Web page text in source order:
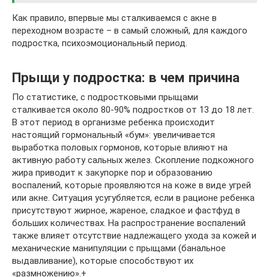
Как правило, впервые мы сталкиваемся с акне в
переходном возрасте – в самый сложный, для каждого
подростка, психоэмоциональный период.
Прыщи у подростка: в чем причина
По статистике, с подростковыми прыщами
сталкивается около 80-90% подростков от 13 до 18 лет.
В этот период в организме ребенка происходит
настоящий гормональный «бум»: увеличивается
выработка половых гормонов, которые влияют на
активную работу сальных желез. Скопление подкожного
жира приводит к закупорке пор и образованию
воспалений, которые проявляются на коже в виде угрей
или акне. Ситуация усугубляется, если в рационе ребенка
присутствуют жирное, жареное, сладкое и фастфуд в
больших количествах. На распространение воспалений
также влияет отсутствие надлежащего ухода за кожей и
механические манипуляции с прыщами (банальное
выдавливание), которые способствуют их
«размножению».+